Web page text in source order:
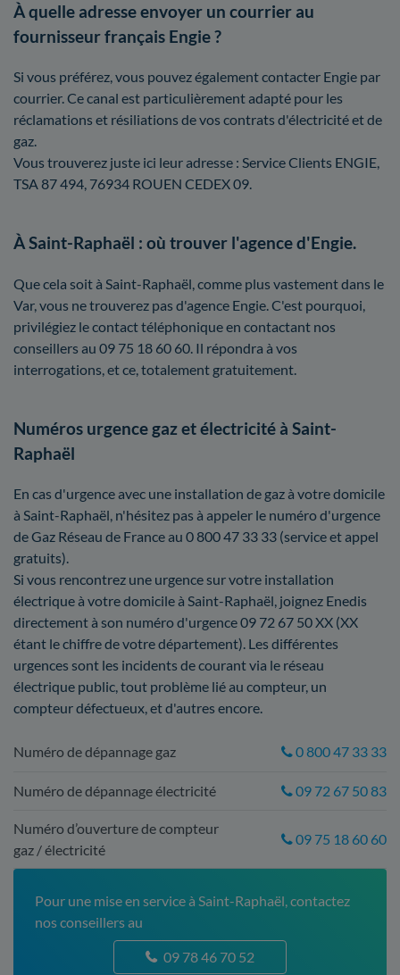
À quelle adresse envoyer un courrier au
fournisseur français Engie ?
Si vous préférez, vous pouvez également contacter Engie par
courrier. Ce canal est particulièrement adapté pour les
réclamations et résiliations de vos contrats d'électricité et de
gaz.
Vous trouverez juste ici leur adresse : Service Clients ENGIE,
TSA 87 494, 76934 ROUEN CEDEX 09.
À Saint-Raphaël : où trouver l'agence d'Engie.
Que cela soit à Saint-Raphaël, comme plus vastement dans le
Var, vous ne trouverez pas d'agence Engie. C'est pourquoi,
privilégiez le contact téléphonique en contactant nos
conseillers au 09 75 18 60 60. Il répondra à vos
interrogations, et ce, totalement gratuitement.
Numéros urgence gaz et électricité à Saint-
Raphaël
En cas d'urgence avec une installation de gaz à votre domicile
à Saint-Raphaël, n'hésitez pas à appeler le numéro d'urgence
de Gaz Réseau de France au 0 800 47 33 33 (service et appel
gratuits).
Si vous rencontrez une urgence sur votre installation
électrique à votre domicile à Saint-Raphaël, joignez Enedis
directement à son numéro d'urgence 09 72 67 50 XX (XX
étant le chiffre de votre département). Les différentes
urgences sont les incidents de courant via le réseau
électrique public, tout problème lié au compteur, un
compteur défectueux, et d'autres encore.
Numéro de dépannage gaz 0 800 47 33 33
Numéro de dépannage électricité 09 72 67 50 83
Numéro d’ouverture de compteur
gaz / électricité
09 75 18 60 60
Pour une mise en service à Saint-Raphaël, contactez
nos conseillers au
09 78 46 70 52